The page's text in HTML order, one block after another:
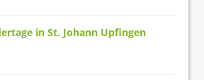
in St. Johann Upfingen